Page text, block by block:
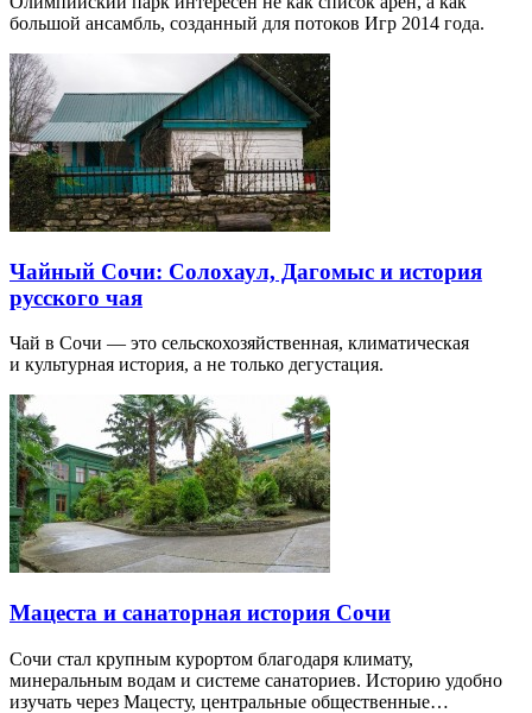
большой ансамбль, созданный для потоков Игр 2014 года.
Чайный Сочи: Солохаул, Дагомыс и история
русского чая
Чай в Сочи — это сельскохозяйственная, климатическая
и культурная история, а не только дегустация.
Мацеста и санаторная история Сочи
Сочи стал крупным курортом благодаря климату,
минеральным водам и системе санаториев. Историю удобно
изучать через Мацесту, центральные общественные…